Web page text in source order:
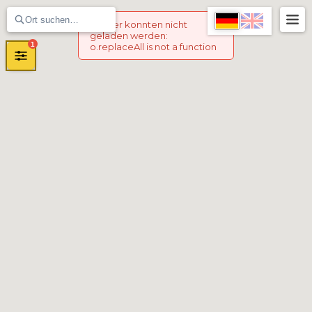
Marker konnten nicht
geladen werden:
o.replaceAll is not a function
1